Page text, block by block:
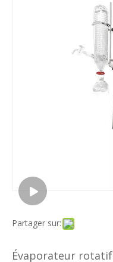
Partager sur:
Évaporateur rotatif